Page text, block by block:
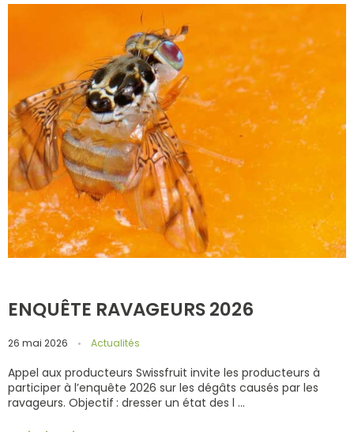
ENQUÊTE RAVAGEURS 2026
26 mai 2026 Actualités
Appel aux producteurs Swissfruit invite les producteurs à
participer à l’enquête 2026 sur les dégâts causés par les
ravageurs. Objectif : dresser un état des l ...